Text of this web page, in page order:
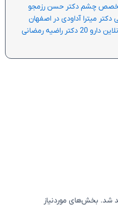
چشم دکتر حسن رزمجو
میترا آداودی در اصفهان
راضیه رمضانی
شد. بخش‌های موردنیاز